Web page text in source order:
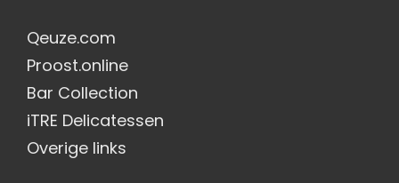
Qeuze.com
Proost.online
Bar Collection
iTRE Delicatessen
Overige links